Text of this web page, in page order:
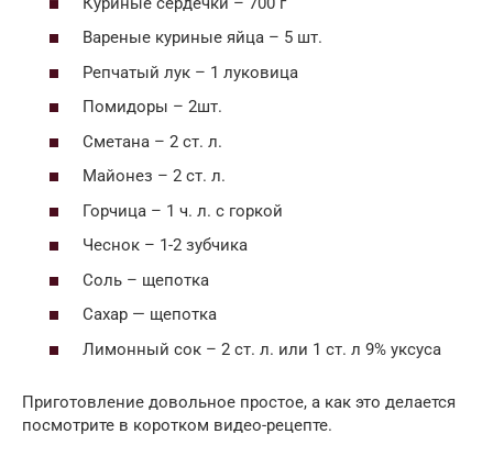
Вареные куриные яйца – 5 шт.
Репчатый лук – 1 луковица
Помидоры – 2шт.
Сметана – 2 ст. л.
Майонез – 2 ст. л.
Горчица – 1 ч. л. с горкой
Чеснок – 1-2 зубчика
Соль – щепотка
Сахар — щепотка
Лимонный сок – 2 ст. л. или 1 ст. л 9% уксуса
Приготовление довольное простое, а как это делается
посмотрите в коротком видео-рецепте.